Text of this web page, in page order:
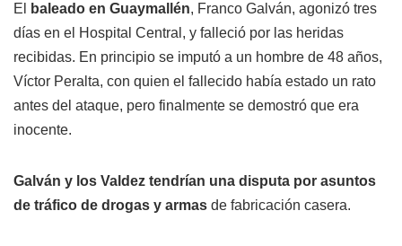
El baleado en Guaymallén, Franco Galván, agonizó tres
días en el Hospital Central, y falleció por las heridas
recibidas. En principio se imputó a un hombre de 48 años,
Víctor Peralta, con quien el fallecido había estado un rato
antes del ataque, pero finalmente se demostró que era
inocente.
Galván y los Valdez tendrían una disputa por asuntos
de tráfico de drogas y armas de fabricación casera.